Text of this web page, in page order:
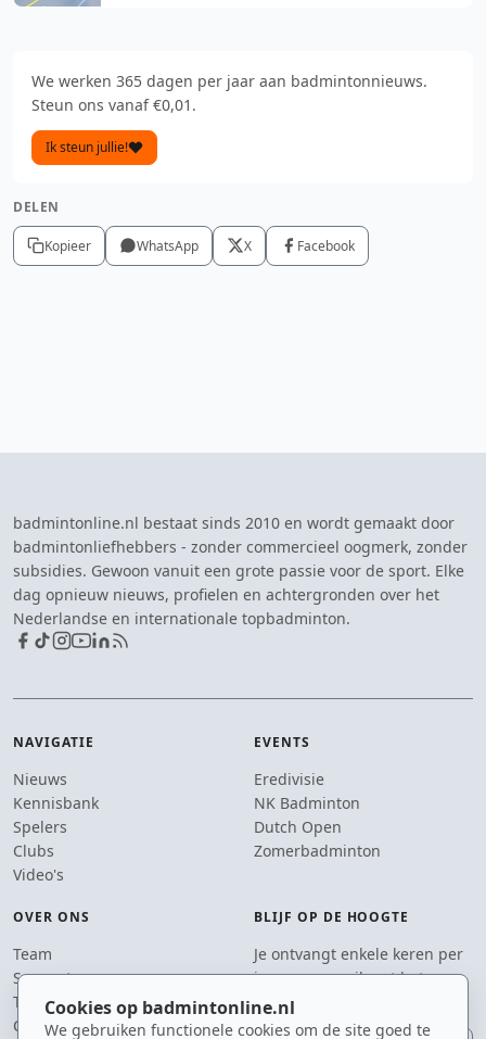
Cookies op badmintonline.nl
We gebruiken functionele cookies om de site goed te
We werken 365 dagen per jaar aan badmintonnieuws.
Steun ons vanaf €0,01.
Ik steun jullie!
DELEN
Kopieer WhatsApp X Facebook
badmintonline.nl bestaat sinds 2010 en wordt gemaakt door
badmintonliefhebbers - zonder commercieel oogmerk, zonder
subsidies. Gewoon vanuit een grote passie voor de sport. Elke
dag opnieuw nieuws, profielen en achtergronden over het
Nederlandse en internationale topbadminton.
NAVIGATIE
Nieuws
Kennisbank
Spelers
Clubs
Video's
EVENTS
Eredivisie
NK Badminton
Dutch Open
Zomerbadminton
OVER ONS
Team
Supporters
Tip de redactie
Contact
BLIJF OP DE HOOGTE
Je ontvangt enkele keren per
jaar een e-mail met het
laatste badmintonnieuws.